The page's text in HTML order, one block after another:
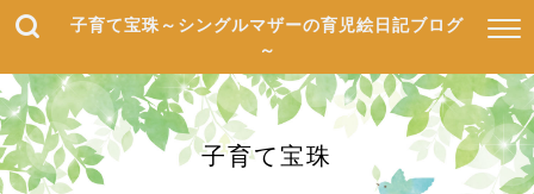
子育て宝珠～シングルマザーの育児絵日記ブログ
～
子育て宝珠